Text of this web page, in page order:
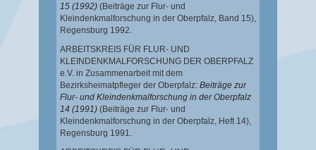
15 (1992) (Beiträge zur Flur- und
Kleindenkmalforschung in der Oberpfalz, Band 15),
Regensburg 1992.
ARBEITSKREIS FÜR FLUR- UND
KLEINDENKMALFORSCHUNG DER OBERPFALZ
e.V. in Zusammenarbeit mit dem
Bezirksheimatpfleger der Oberpfalz: Beiträge zur
Flur- und Kleindenkmalforschung in der Oberpfalz
14 (1991) (Beiträge zur Flur- und
Kleindenkmalforschung in der Oberpfalz, Heft 14),
Regensburg 1991.